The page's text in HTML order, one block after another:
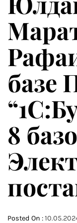
базе
8
Posted On :